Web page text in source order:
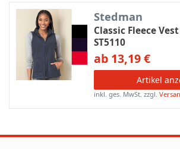
Stedman
Classic Fleece
ST5110
ab 13,19 €
Artikel
inkl. ges. MwSt. zzgl.